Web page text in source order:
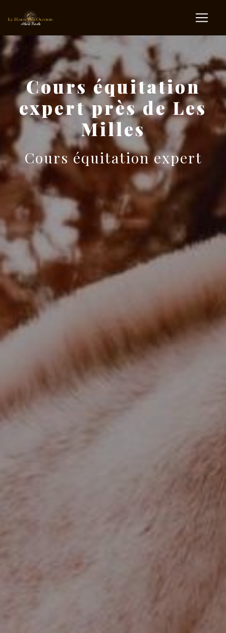
Cours équitation
expert près de Les
Milles
Cours équitation expert